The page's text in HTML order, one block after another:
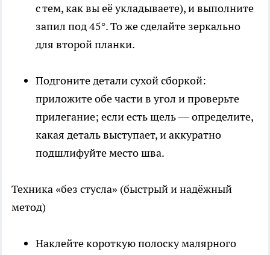
с тем, как вы её укладываете), и выполните
запил под 45°. То же сделайте зеркально
для второй планки.
Подгоните детали сухой сборкой:
приложите обе части в угол и проверьте
прилегание; если есть щель — определите,
какая деталь выступает, и аккуратно
подшлифуйте место шва.
Техника «без стусла» (быстрый и надёжный
метод)
Наклейте короткую полоску малярного